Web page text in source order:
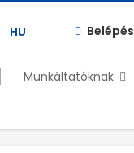
HU Belépés
Munkáltatóknak